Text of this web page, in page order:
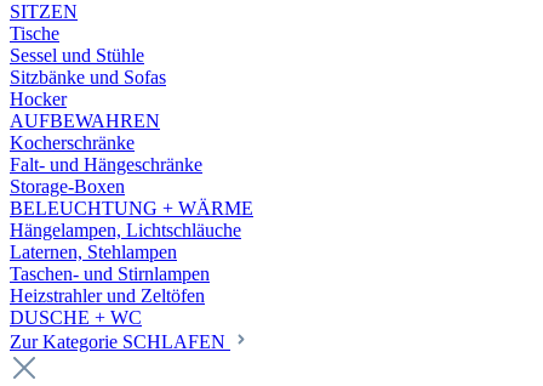
SITZEN
Tische
Sessel und Stühle
Sitzbänke und Sofas
Hocker
AUFBEWAHREN
Kocherschränke
Falt- und Hängeschränke
Storage-Boxen
BELEUCHTUNG + WÄRME
Hängelampen, Lichtschläuche
Laternen, Stehlampen
Taschen- und Stirnlampen
Heizstrahler und Zeltöfen
DUSCHE + WC
Zur Kategorie SCHLAFEN